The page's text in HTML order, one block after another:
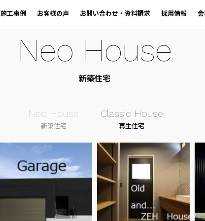
施工事例 お客様の声 お問い合わせ・資料請求 採用情報
Neo House
新築住宅
Neo House
新築住宅
Classic House
再生住宅